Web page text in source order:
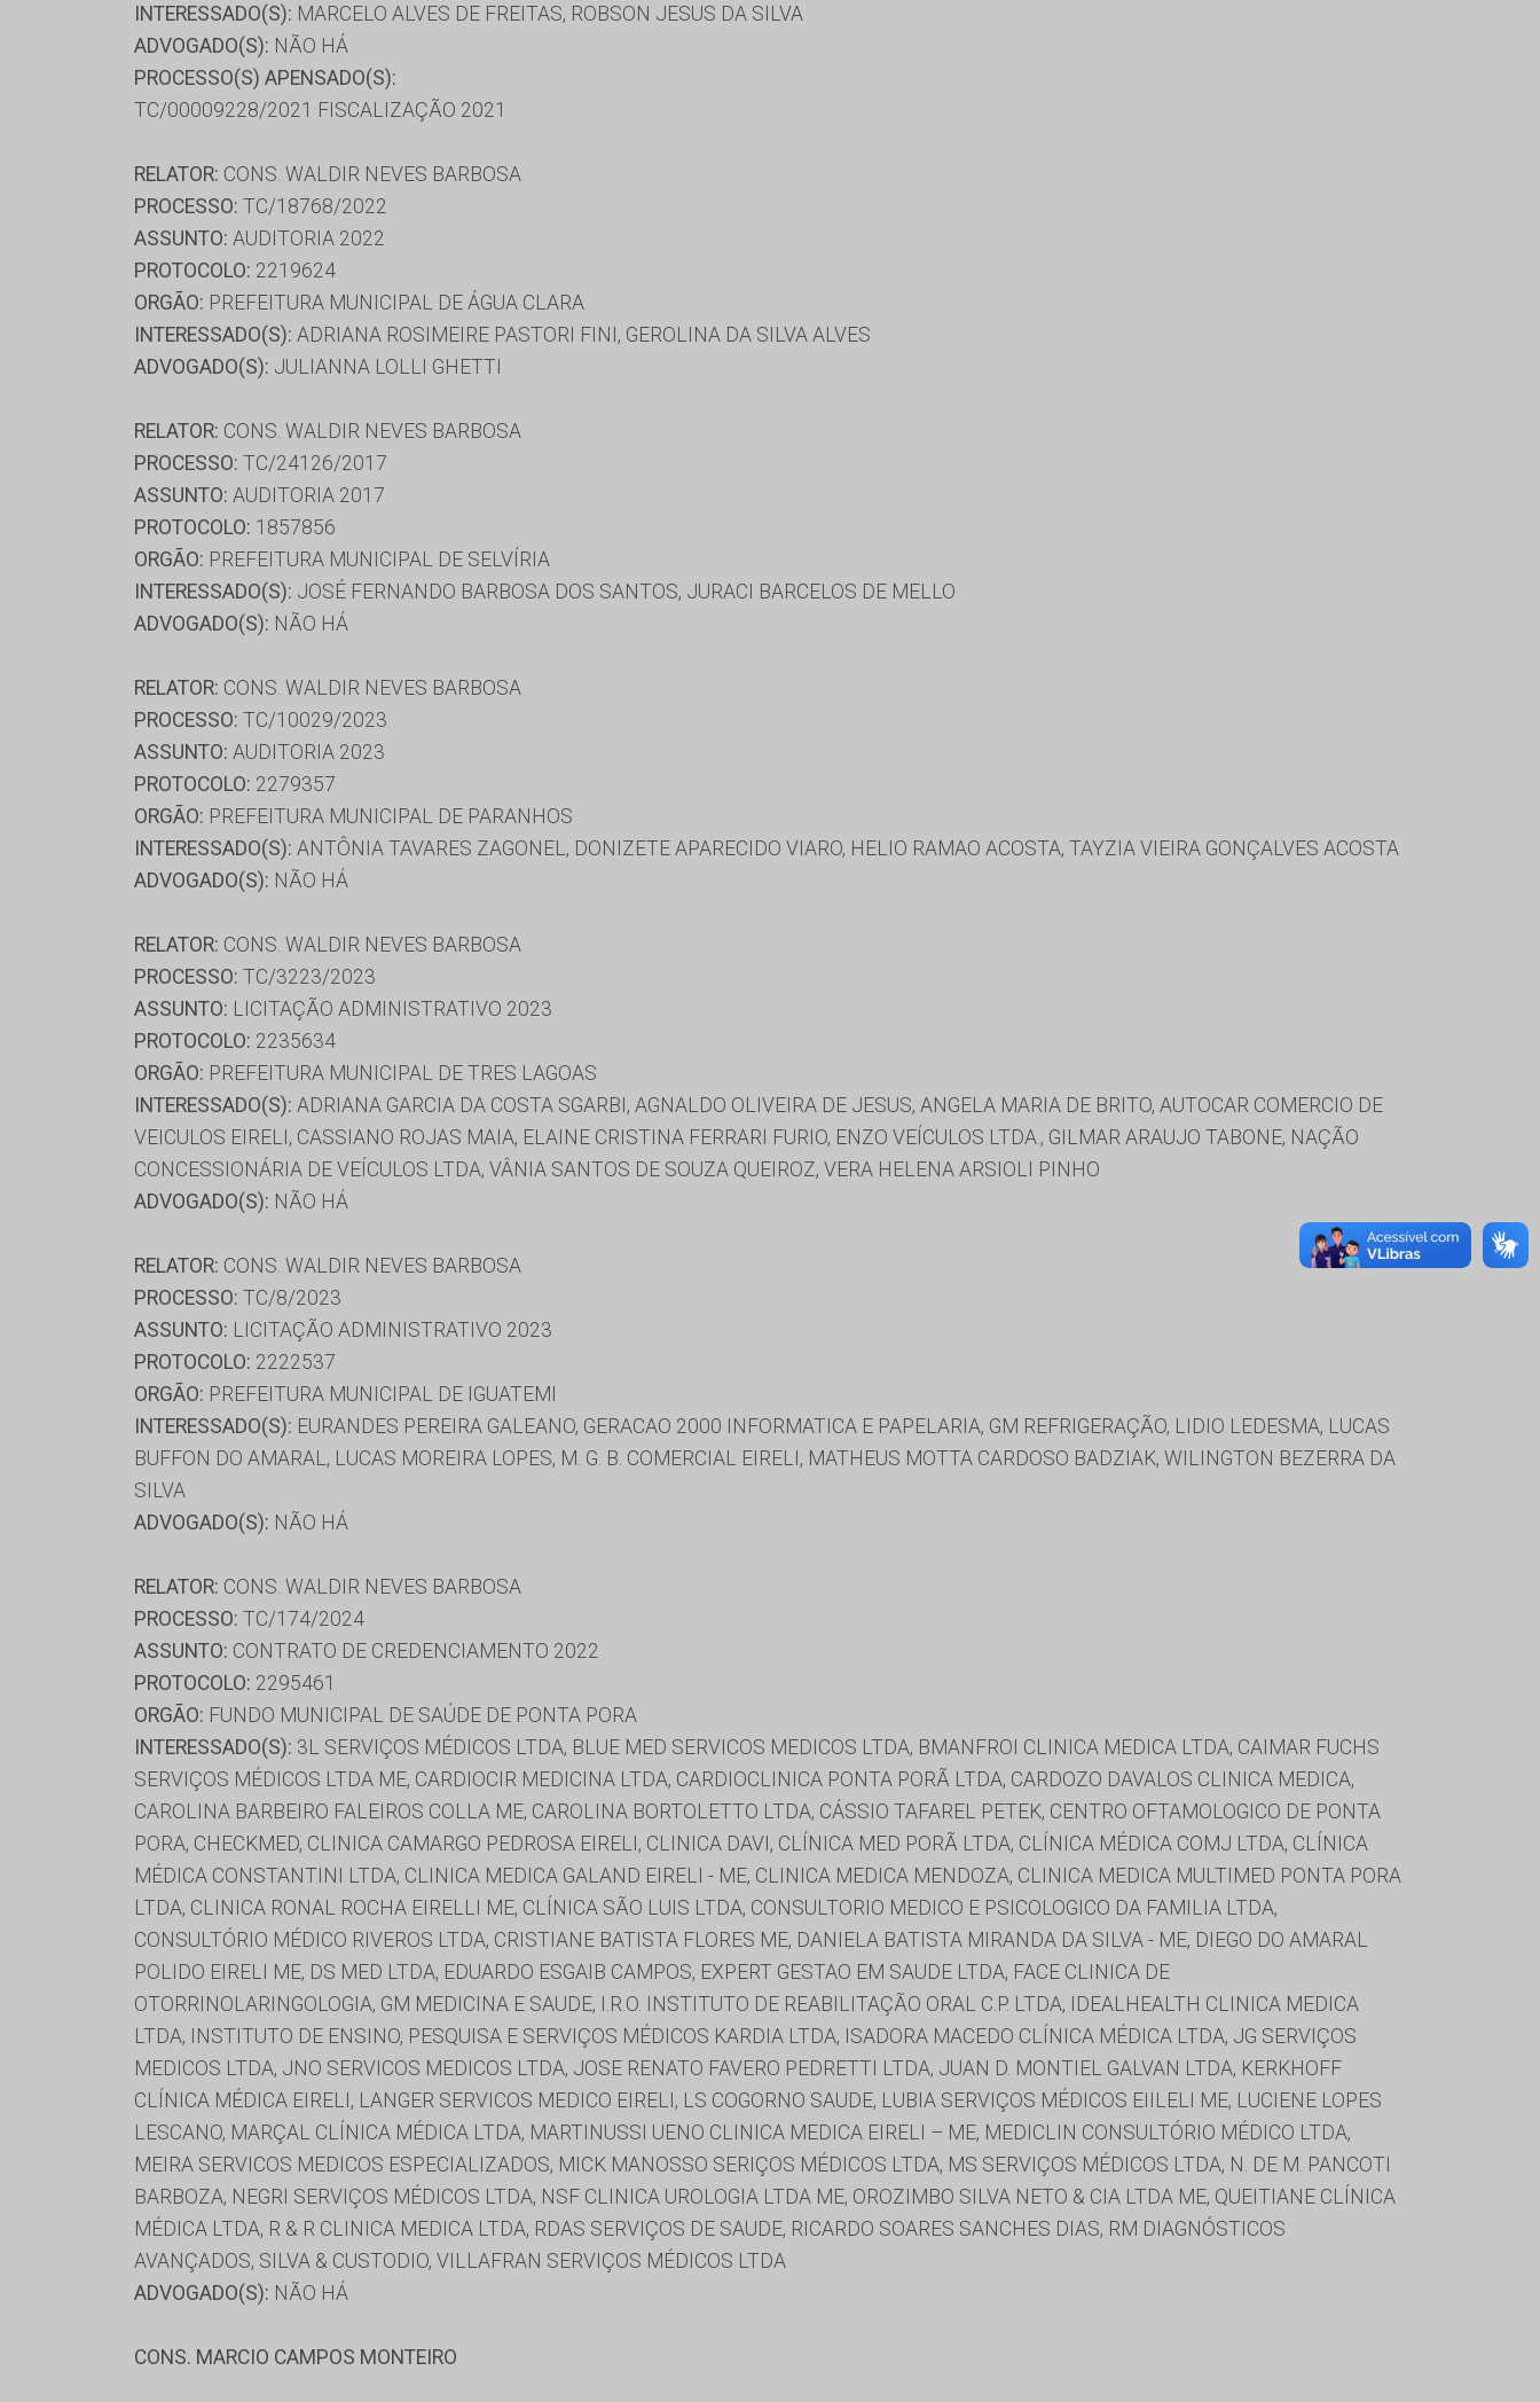
INTERESSADO(S): MARCELO ALVES DE FREITAS, ROBSON JESUS DA SILVA
ADVOGADO(S): NÃO HÁ
PROCESSO(S) APENSADO(S):
TC/00009228/2021 FISCALIZAÇÃO 2021
RELATOR: CONS. WALDIR NEVES BARBOSA
PROCESSO: TC/18768/2022
ASSUNTO: AUDITORIA 2022
PROTOCOLO: 2219624
ORGÃO: PREFEITURA MUNICIPAL DE ÁGUA CLARA
INTERESSADO(S): ADRIANA ROSIMEIRE PASTORI FINI, GEROLINA DA SILVA ALVES
ADVOGADO(S): JULIANNA LOLLI GHETTI
RELATOR: CONS. WALDIR NEVES BARBOSA
PROCESSO: TC/24126/2017
ASSUNTO: AUDITORIA 2017
PROTOCOLO: 1857856
ORGÃO: PREFEITURA MUNICIPAL DE SELVÍRIA
INTERESSADO(S): JOSÉ FERNANDO BARBOSA DOS SANTOS, JURACI BARCELOS DE MELLO
ADVOGADO(S): NÃO HÁ
RELATOR: CONS. WALDIR NEVES BARBOSA
PROCESSO: TC/10029/2023
ASSUNTO: AUDITORIA 2023
PROTOCOLO: 2279357
ORGÃO: PREFEITURA MUNICIPAL DE PARANHOS
INTERESSADO(S): ANTÔNIA TAVARES ZAGONEL, DONIZETE APARECIDO VIARO, HELIO RAMAO ACOSTA, TAYZIA VIEIRA GONÇALVES ACOSTA
ADVOGADO(S): NÃO HÁ
RELATOR: CONS. WALDIR NEVES BARBOSA
PROCESSO: TC/3223/2023
ASSUNTO: LICITAÇÃO ADMINISTRATIVO 2023
PROTOCOLO: 2235634
ORGÃO: PREFEITURA MUNICIPAL DE TRES LAGOAS
INTERESSADO(S): ADRIANA GARCIA DA COSTA SGARBI, AGNALDO OLIVEIRA DE JESUS, ANGELA MARIA DE BRITO, AUTOCAR COMERCIO DE
VEICULOS EIRELI, CASSIANO ROJAS MAIA, ELAINE CRISTINA FERRARI FURIO, ENZO VEÍCULOS LTDA., GILMAR ARAUJO TABONE, NAÇÃO
CONCESSIONÁRIA DE VEÍCULOS LTDA, VÂNIA SANTOS DE SOUZA QUEIROZ, VERA HELENA ARSIOLI PINHO
ADVOGADO(S): NÃO HÁ
RELATOR: CONS. WALDIR NEVES BARBOSA
PROCESSO: TC/8/2023
ASSUNTO: LICITAÇÃO ADMINISTRATIVO 2023
PROTOCOLO: 2222537
ORGÃO: PREFEITURA MUNICIPAL DE IGUATEMI
INTERESSADO(S): EURANDES PEREIRA GALEANO, GERACAO 2000 INFORMATICA E PAPELARIA, GM REFRIGERAÇÃO, LIDIO LEDESMA, LUCAS
BUFFON DO AMARAL, LUCAS MOREIRA LOPES, M. G. B. COMERCIAL EIRELI, MATHEUS MOTTA CARDOSO BADZIAK, WILINGTON BEZERRA DA
SILVA
ADVOGADO(S): NÃO HÁ
RELATOR: CONS. WALDIR NEVES BARBOSA
PROCESSO: TC/174/2024
ASSUNTO: CONTRATO DE CREDENCIAMENTO 2022
PROTOCOLO: 2295461
ORGÃO: FUNDO MUNICIPAL DE SAÚDE DE PONTA PORA
INTERESSADO(S): 3L SERVIÇOS MÉDICOS LTDA, BLUE MED SERVICOS MEDICOS LTDA, BMANFROI CLINICA MEDICA LTDA, CAIMAR FUCHS
SERVIÇOS MÉDICOS LTDA ME, CARDIOCIR MEDICINA LTDA, CARDIOCLINICA PONTA PORÃ LTDA, CARDOZO DAVALOS CLINICA MEDICA,
CAROLINA BARBEIRO FALEIROS COLLA ME, CAROLINA BORTOLETTO LTDA, CÁSSIO TAFAREL PETEK, CENTRO OFTAMOLOGICO DE PONTA
PORA, CHECKMED, CLINICA CAMARGO PEDROSA EIRELI, CLINICA DAVI, CLÍNICA MED PORÃ LTDA, CLÍNICA MÉDICA COMJ LTDA, CLÍNICA
MÉDICA CONSTANTINI LTDA, CLINICA MEDICA GALAND EIRELI - ME, CLINICA MEDICA MENDOZA, CLINICA MEDICA MULTIMED PONTA PORA
LTDA, CLINICA RONAL ROCHA EIRELLI ME, CLÍNICA SÃO LUIS LTDA, CONSULTORIO MEDICO E PSICOLOGICO DA FAMILIA LTDA,
CONSULTÓRIO MÉDICO RIVEROS LTDA, CRISTIANE BATISTA FLORES ME, DANIELA BATISTA MIRANDA DA SILVA - ME, DIEGO DO AMARAL
POLIDO EIRELI ME, DS MED LTDA, EDUARDO ESGAIB CAMPOS, EXPERT GESTAO EM SAUDE LTDA, FACE CLINICA DE
OTORRINOLARINGOLOGIA, GM MEDICINA E SAUDE, I.R.O. INSTITUTO DE REABILITAÇÃO ORAL C.P. LTDA, IDEALHEALTH CLINICA MEDICA
LTDA, INSTITUTO DE ENSINO, PESQUISA E SERVIÇOS MÉDICOS KARDIA LTDA, ISADORA MACEDO CLÍNICA MÉDICA LTDA, JG SERVIÇOS
MEDICOS LTDA, JNO SERVICOS MEDICOS LTDA, JOSE RENATO FAVERO PEDRETTI LTDA, JUAN D. MONTIEL GALVAN LTDA, KERKHOFF
CLÍNICA MÉDICA EIRELI, LANGER SERVICOS MEDICO EIRELI, LS COGORNO SAUDE, LUBIA SERVIÇOS MÉDICOS EIILELI ME, LUCIENE LOPES
LESCANO, MARÇAL CLÍNICA MÉDICA LTDA, MARTINUSSI UENO CLINICA MEDICA EIRELI – ME, MEDICLIN CONSULTÓRIO MÉDICO LTDA,
MEIRA SERVICOS MEDICOS ESPECIALIZADOS, MICK MANOSSO SERIÇOS MÉDICOS LTDA, MS SERVIÇOS MÉDICOS LTDA, N. DE M. PANCOTI
BARBOZA, NEGRI SERVIÇOS MÉDICOS LTDA, NSF CLINICA UROLOGIA LTDA ME, OROZIMBO SILVA NETO & CIA LTDA ME, QUEITIANE CLÍNICA
MÉDICA LTDA, R & R CLINICA MEDICA LTDA, RDAS SERVIÇOS DE SAUDE, RICARDO SOARES SANCHES DIAS, RM DIAGNÓSTICOS
AVANÇADOS, SILVA & CUSTODIO, VILLAFRAN SERVIÇOS MÉDICOS LTDA
ADVOGADO(S): NÃO HÁ
CONS. MARCIO CAMPOS MONTEIRO